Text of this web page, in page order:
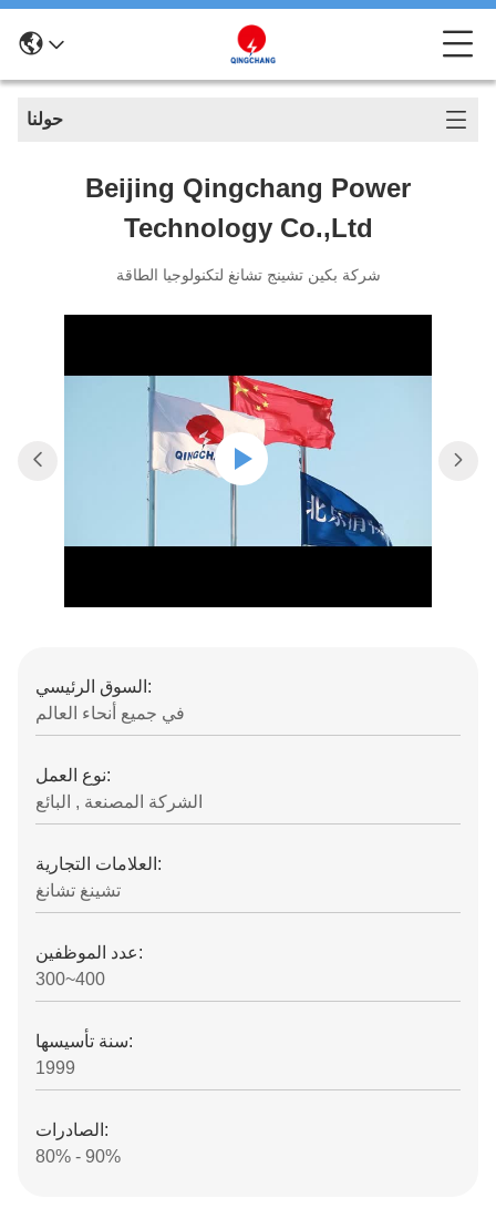
حولنا
Beijing Qingchang Power
Technology Co.,Ltd
شركة بكين تشينج تشانغ لتكنولوجيا الطاقة
السوق الرئيسي:
في جميع أنحاء العالم
نوع العمل:
الشركة المصنعة , البائع
العلامات التجارية:
تشينغ تشانغ
عدد الموظفين:
300~400
سنة تأسيسها:
1999
الصادرات:
80% - 90%